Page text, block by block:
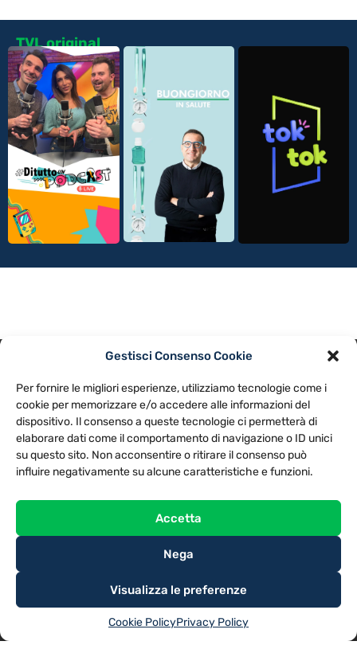
Gestisci Consenso Cookie
Per fornire le migliori esperienze, utilizziamo tecnologie come i
cookie per memorizzare e/o accedere alle informazioni del
dispositivo. Il consenso a queste tecnologie ci permetterà di
elaborare dati come il comportamento di navigazione o ID unici
su questo sito. Non acconsentire o ritirare il consenso può
influire negativamente su alcune caratteristiche e funzioni.
Accetta
Nega
Visualizza le preferenze
Cookie PolicyPrivacy Policy
TVL original
NOTE LEGALI
CONTATTACI PREFERENZE
TV LIBERA S.P.A.
Via Monteleonese 95/21 – 51100 Pistoia (PT)
Tel. 0573.9136 / Fax 0573.913615